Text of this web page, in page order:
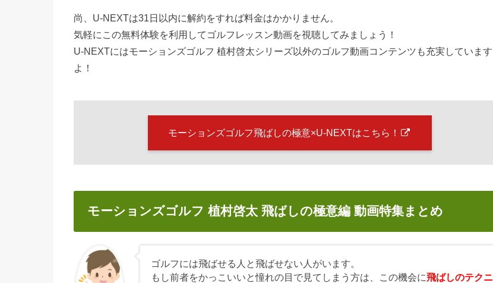
尚、U-NEXTは31日以内に解約をすれば料金はかかりません。
気軽にこの無料体験を利用してゴルフレッスン動画を視聴してみましょう！
U-NEXTにはモーションズゴルフ 植村啓太シリーズ以外のゴルフ動画コンテンツも充実しています
よ！
モーションズゴルフ飛ばしの極意×U-NEXTはこちら！
モーションズゴルフ 植村啓太 飛ばしの極意編 動画特集まとめ
ゴルフには飛ばせる人と飛ばせない人がいます。
もし前者をかっこいいと憧れの目で見てしまう方は、この機会に飛ばしのテクニ